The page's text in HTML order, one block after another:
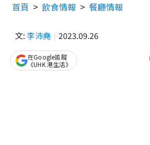
首頁 飲食情報 餐廳情報
文: 李沛堯 2023.09.26
在Google追蹤
《UHK 港生活》